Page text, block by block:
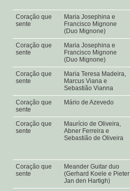
Coração que
sente
Maria Josephina e
Francisco Mignone
(Duo Mignone)
Coração que
sente
Maria Josephina e
Francisco Mignone
(Duo Mignone)
Coração que
sente
Maria Teresa Madeira,
Marcus Viana e
Sebastião Vianna
Coração que
sente
Mário de Azevedo
Coração que
sente
Maurício de Oliveira,
Abner Ferreira e
Sebastião de Oliveira
Coração que
sente
Meander Guitar duo
(Gerhard Koele e Pieter
Jan den Hartigh)